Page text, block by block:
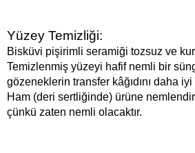
Yüzey Temizliği:
Bisküvi pişirimli seramiği tozsuz ve
Temizlenmiş yüzeyi hafif nemli bir
gözeneklerin transfer kâğıdını daha iyi
Ham (deri sertliğinde) ürüne
çünkü zaten nemli olacaktır.